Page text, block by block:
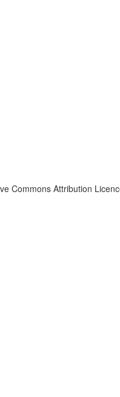
Commons Attribution